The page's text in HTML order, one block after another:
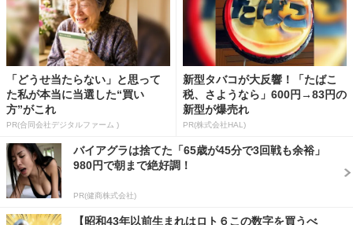
「どうせ当たらない」と思って
た私が本当に当選した“買い
方”がこれ
PR(合同会社デジタルファーム )
新型タバコが大反響！「たばこ
税、さようなら」600円→83円の
新型が爆売れ
PR(株式会社HAL)
バイアグラは捨てた「65歳が45分で3回戦も余裕」
980円で朝まで絶好調！
PR(健商株式会社)
【昭和43年以前生まれはロト６この数字を買うべ